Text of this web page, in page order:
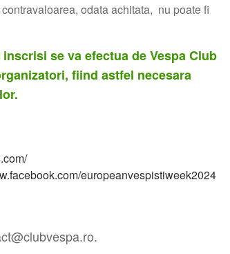
odata achitata, nu poate fi
se va efectua de Vespa Club
fiind astfel necesara
europeanvespistiweek2024